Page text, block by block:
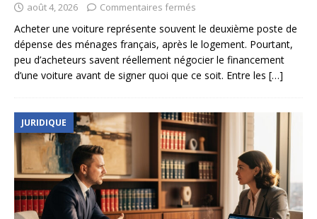
août 4, 2026 Commentaires fermés
Acheter une voiture représente souvent le deuxième poste de
dépense des ménages français, après le logement. Pourtant,
peu d’acheteurs savent réellement négocier le financement
d’une voiture avant de signer quoi que ce soit. Entre les […]
JURIDIQUE